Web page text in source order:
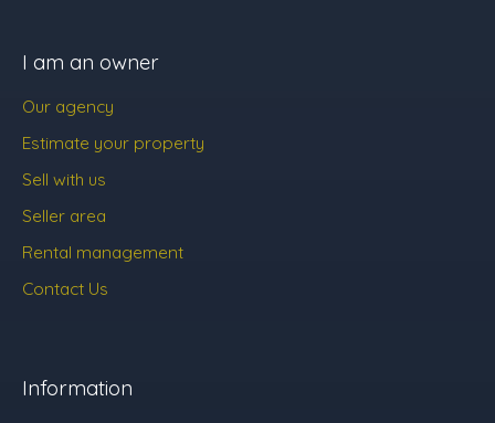
I am an owner
Our agency
Estimate your property
Sell with us
Seller area
Rental management
Contact Us
Information